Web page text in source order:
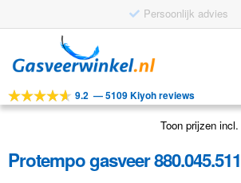
Persoonlijk advies
door
navigatie
naar
inhoud
Tools
Toepassingen
9.2 —5109 Kiyoh reviews
Toon prijzen
Protempo gasveer